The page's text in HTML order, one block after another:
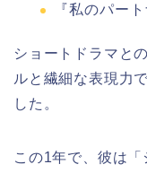
『私のパー
ショートドラマと
ルと繊細な表現力
した。
この1年で、彼は「